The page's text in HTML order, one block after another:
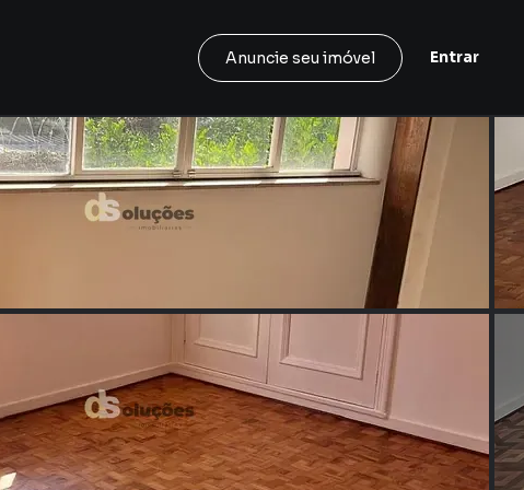
Anuncie seu imóvel Entrar